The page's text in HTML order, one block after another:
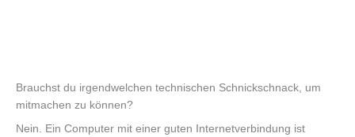
Brauchst du irgendwelchen technischen Schnickschnack, um
mitmachen zu können?
Nein. Ein Computer mit einer guten Internetverbindung ist